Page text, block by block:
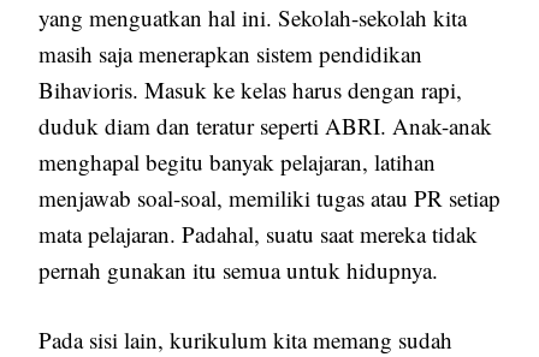
yang menguatkan hal ini. Sekolah-sekolah kita
masih saja menerapkan sistem pendidikan
Bihavioris. Masuk ke kelas harus dengan rapi,
duduk diam dan teratur seperti ABRI. Anak-anak
menghapal begitu banyak pelajaran, latihan
menjawab soal-soal, memiliki tugas atau PR setiap
mata pelajaran. Padahal, suatu saat mereka tidak
pernah gunakan itu semua untuk hidupnya.
Pada sisi lain, kurikulum kita memang sudah